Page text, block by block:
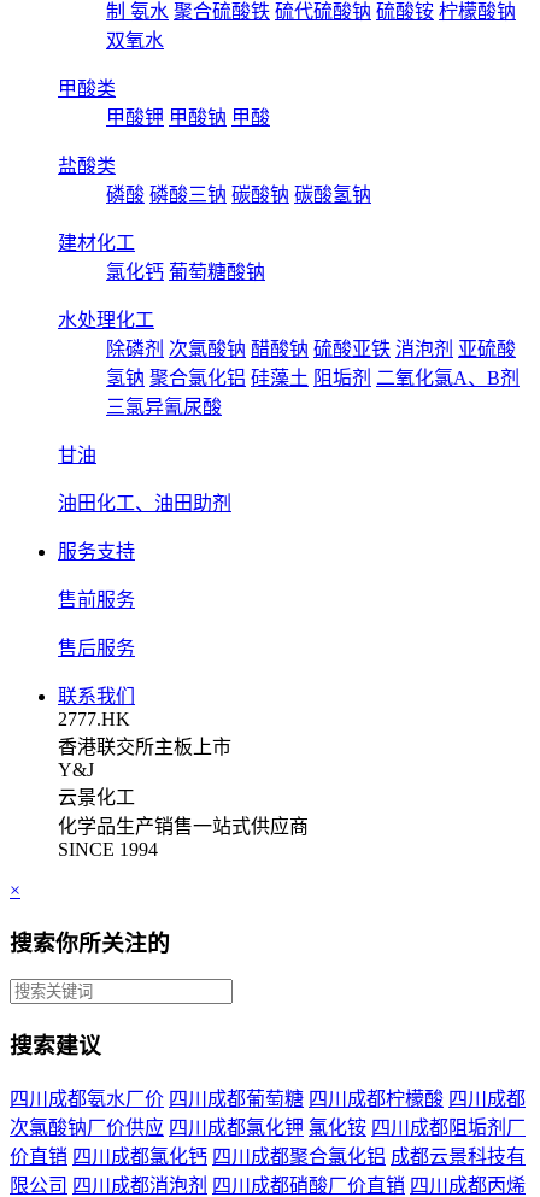
制 氨水 聚合硫酸铁 硫代硫酸钠 硫酸铵 柠檬酸钠
双氧水
甲酸类
甲酸钾 甲酸钠 甲酸
盐酸类
磷酸 磷酸三钠 碳酸钠 碳酸氢钠
建材化工
氯化钙 葡萄糖酸钠
水处理化工
除磷剂 次氯酸钠 醋酸钠 硫酸亚铁 消泡剂 亚硫酸
氢钠 聚合氯化铝 硅藻土 阻垢剂 二氧化氯A、B剂
三氯异氰尿酸
甘油
油田化工、油田助剂
服务支持
售前服务
售后服务
联系我们
2777.HK
香港联交所主板上市
Y&J
云景化工
化学品生产销售一站式供应商
SINCE 1994
×
搜索你所关注的
搜索建议
四川成都氨水厂价 四川成都葡萄糖 四川成都柠檬酸 四川成都
次氯酸钠厂价供应 四川成都氯化钾 氯化铵 四川成都阻垢剂厂
价直销 四川成都氯化钙 四川成都聚合氯化铝 成都云景科技有
限公司 四川成都消泡剂 四川成都硝酸厂价直销 四川成都丙烯